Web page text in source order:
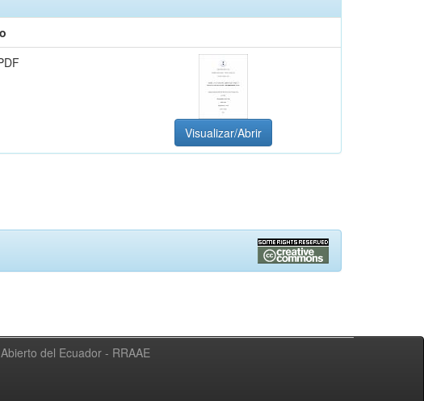
Visualizar/Abrir
del Ecuador - RRAAE